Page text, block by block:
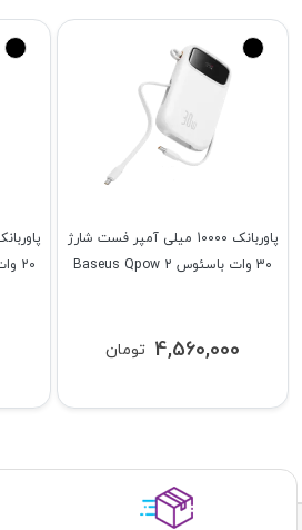
پاوربانک 10000 میلی آمپر فست شارژ
30 وات باسئوس Baseus Qpow 2
تومان 4,560,000